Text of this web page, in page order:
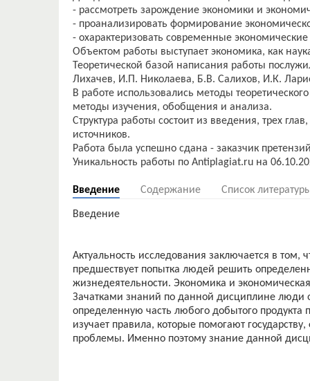
- рассмотреть зарождение экономики и
- проанализировать формирование
- охарактеризовать современные
Объектом работы выступает экономика, как
Теоретической базой написания работы
Лихачев, И.П. Николаева, Б.В. Салихов, И.К.
В работе использовались методы
методы изучения, обобщения и анализа.
Структура работы состоит из введения, трех
источников.
Работа была успешно сдана - заказчик
Введение Содержание Список
Введение
Актуальность исследования заключается в
предшествует попытка людей решить
жизнедеятельности. Экономика и
Зачатками знаний по данной дисциплине люди
определенную часть любого добытого
изучает правила, которые помогают
проблемы. Именно поэтому знание данной